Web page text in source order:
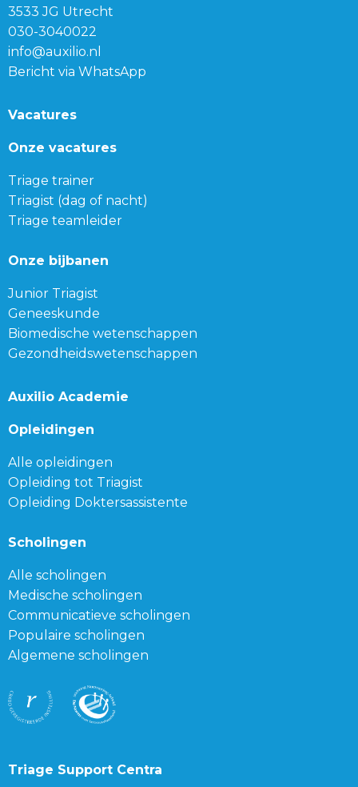
3533 JG Utrecht
030-3040022
info@auxilio.nl
Bericht via WhatsApp
Vacatures
Onze vacatures
Triage trainer
Triagist (dag of nacht)
Triage teamleider
Onze bijbanen
Junior Triagist
Geneeskunde
Biomedische wetenschappen
Gezondheidswetenschappen
Auxilio Academie
Opleidingen
Alle opleidingen
Opleiding tot Triagist
Opleiding Doktersassistente
Scholingen
Alle scholingen
Medische scholingen
Communicatieve scholingen
Populaire scholingen
Algemene scholingen
Triage Support Centra